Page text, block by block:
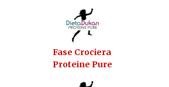
Fase Crociera
Proteine Pure